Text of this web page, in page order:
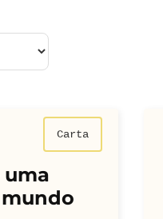
Carta
uma